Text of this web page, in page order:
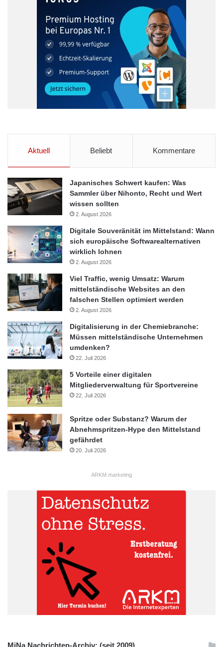
Aktuell Beliebt Kommentare
Japanisches Schwert kaufen: Was
Sammler über Nihonto, Recht und Wert
wissen sollten
2. August 2026
Digitale Souveränität im Mittelstand: Wann
sich europäische Softwarealternativen
wirklich lohnen
2. August 2026
Viel Traffic, wenig Umsatz: Warum
mittelständische Websites an den
falschen Stellen optimiert werden
2. August 2026
Digitalisierung in der Chemiebranche:
Müssen mittelständische Unternehmen
umdenken?
22. Juli 2026
5 Vorteile einer digitalen
Mitgliederverwaltung für Sportvereine
22. Juli 2026
Spritze oder Substanz? Warum der
Abnehmspritzen-Hype den Mittelstand
gefährdet
20. Juli 2026
ARKM.marketing